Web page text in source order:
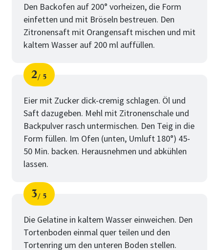
Den Backofen auf 200° vorheizen, die Form
einfetten und mit Bröseln bestreuen. Den
Zitronensaft mit Orangensaft mischen und mit
kaltem Wasser auf 200 ml auffüllen.
Schritt
2
von
5
Eier mit Zucker dick-cremig schlagen. Öl und
Saft dazugeben. Mehl mit Zitronenschale und
Backpulver rasch untermischen. Den Teig in die
Form füllen. Im Ofen (unten, Umluft 180°) 45-
50 Min. backen. Herausnehmen und abkühlen
lassen.
Schritt
3
von
5
Die Gelatine in kaltem Wasser einweichen. Den
Tortenboden einmal quer teilen und den
Tortenring um den unteren Boden stellen.